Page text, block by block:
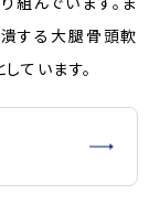
する大腿骨頭軟
ています。